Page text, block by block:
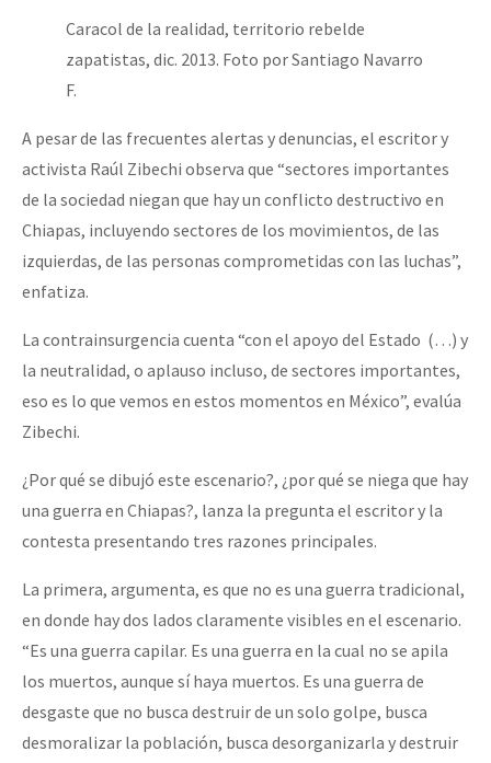
Caracol de la realidad, territorio rebelde
zapatistas, dic. 2013. Foto por Santiago Navarro
F.
A pesar de las frecuentes alertas y denuncias, el escritor y
activista Raúl Zibechi observa que “sectores importantes
de la sociedad niegan que hay un conflicto destructivo en
Chiapas, incluyendo sectores de los movimientos, de las
izquierdas, de las personas comprometidas con las luchas”,
enfatiza.
La contrainsurgencia cuenta “con el apoyo del Estado (…) y
la neutralidad, o aplauso incluso, de sectores importantes,
eso es lo que vemos en estos momentos en México”, evalúa
Zibechi.
¿Por qué se dibujó este escenario?, ¿por qué se niega que hay
una guerra en Chiapas?, lanza la pregunta el escritor y la
contesta presentando tres razones principales.
La primera, argumenta, es que no es una guerra tradicional,
en donde hay dos lados claramente visibles en el escenario.
“Es una guerra capilar. Es una guerra en la cual no se apila
los muertos, aunque sí haya muertos. Es una guerra de
desgaste que no busca destruir de un solo golpe, busca
desmoralizar la población, busca desorganizarla y destruir